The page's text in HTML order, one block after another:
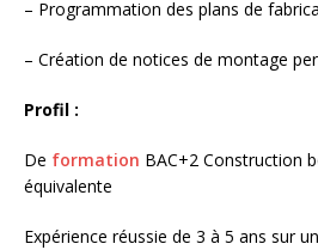
– Programmation des plans de
– Création de notices de montage
Profil :
De formation BAC+2 Construction
équivalente
Expérience réussie de 3 à 5 ans sur